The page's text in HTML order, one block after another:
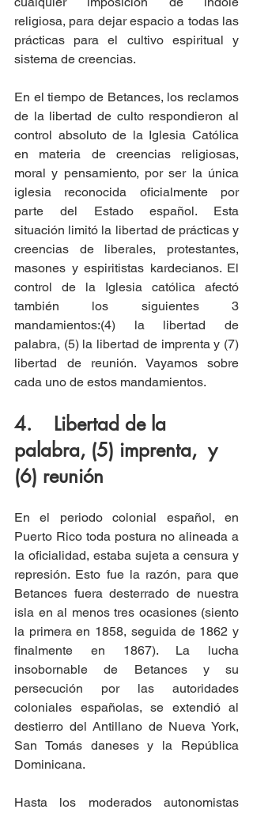
religiosa, para dejar espacio a todas las
prácticas para el cultivo espiritual y
sistema de creencias.
En el tiempo de Betances, los reclamos
de la libertad de culto respondieron al
control absoluto de la Iglesia Católica
en materia de creencias religiosas,
moral y pensamiento, por ser la única
iglesia reconocida oficialmente por
parte del Estado español. Esta
situación limitó la libertad de prácticas y
creencias de liberales, protestantes,
masones y espiritistas kardecianos. El
control de la Iglesia católica afectó
también los siguientes 3
mandamientos:(4) la libertad de
palabra, (5) la libertad de imprenta y (7)
libertad de reunión. Vayamos sobre
cada uno de estos mandamientos.
4.    Libertad de la
palabra, (5) imprenta,  y
(6) reunión
En el periodo colonial español, en
Puerto Rico toda postura no alineada a
la oficialidad, estaba sujeta a censura y
represión. Esto fue la razón, para que
Betances fuera desterrado de nuestra
isla en al menos tres ocasiones (siento
la primera en 1858, seguida de 1862 y
finalmente en 1867). La lucha
insobornable de Betances y su
persecución por las autoridades
coloniales españolas, se extendió al
destierro del Antillano de Nueva York,
San Tomás daneses y la República
Dominicana.
Hasta los moderados autonomistas